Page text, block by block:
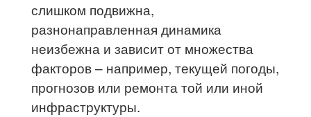
слишком подвижна,
разнонаправленная динамика
неизбежна и зависит от множества
факторов – например, текущей погоды,
прогнозов или ремонта той или иной
инфраструктуры.